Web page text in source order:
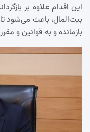
این اقدام علاوه بر
بیت‌المال، باعث می‌شود
بازمانده و به قوانین و